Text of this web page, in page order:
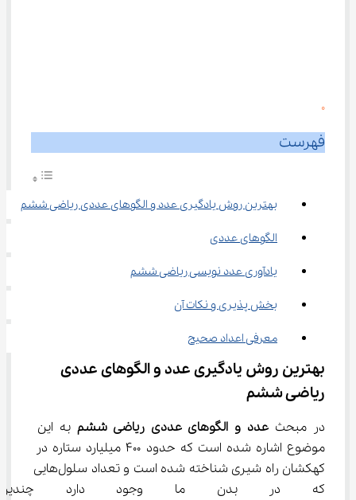
0
فهرست
بهترین روش یادگیری عدد و الگوهای عددی ریاضی ششم
الگوهای عددی
یادآوری عدد نویسی ریاضی ششم
بخش پذیری و نکات آن
معرفی اعداد صحیح
بهترین روش یادگیری عدد و الگوهای عددی
ریاضی ششم
در مبحث عدد و الگوهای عددی ریاضی ششم به این
موضوع اشاره شده است که حدود ۴۰۰ میلیارد ستاره در
کهکشان راه شیری شناخته شده است و تعداد سلول‌هایی
که در بدن ما وجود دارد چندین